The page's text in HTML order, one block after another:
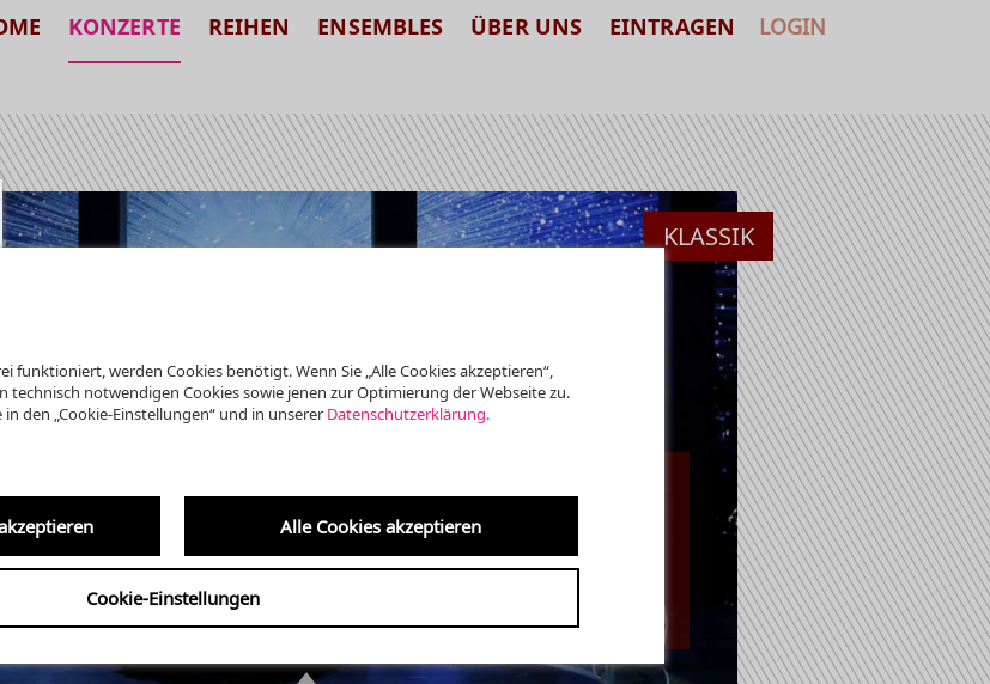
KONZERTE REIHEN ENSEMBLES ÜBER UNS EINTRAGEN LOGIN
KLASSIK
von Wolfgang Amadeus Mozart
funktioniert, werden Cookies benötigt. Wenn Sie „Alle Cookies akzeptieren“,
technisch notwendigen Cookies sowie jenen zur Optimierung der Webseite zu.
den „Cookie-Einstellungen“ und in unserer Datenschutzerklärung.
Alle Cookies akzeptieren
Cookie-Einstellungen